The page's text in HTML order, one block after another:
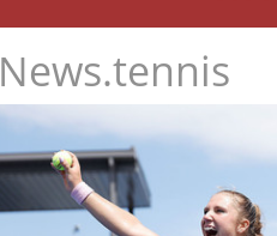
News.tennis